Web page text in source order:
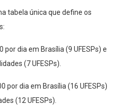
tabela única que define os
dia em Brasília (9 UFESPs) e
(7 UFESPs).
por dia em Brasília (16 UFESPs)
(12 UFESPs).